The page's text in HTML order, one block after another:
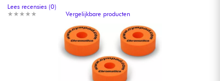
Toetsenbord & Piano
Synths & samplers
★ ★ ★ ★ ★
★ ★ ★ ★ ★
Lees recensies (0)
Vergelijkbare producten